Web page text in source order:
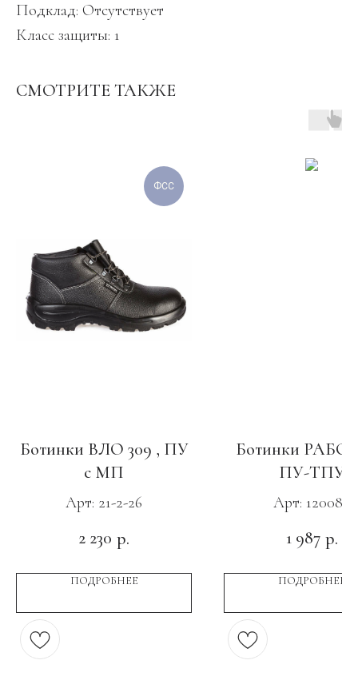
Подклад: Отсутствует
Класс защиты: 1
СМОТРИТЕ ТАКЖЕ
ФСС
Ботинки ВЛО 309 , ПУ
с МП
Арт: 21-2-26
2 230 р.
ПОДРОБНЕЕ
Ботинки
ПУ-ТПУ
Арт: 120089
1 987 р.
ПОДРОБНЕЕ